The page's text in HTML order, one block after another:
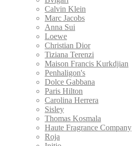
Calvin Klein
Marс Jacobs
Anna Sui
Loewe
Christian Dior
Tiziana Terenzi
Maison Francis Kurkdjian
Penhaligon's
Dolce Gabbana
Paris Hilton
Carolina Herrera
Sisley
Thomas Kosmala
Haute Fragrance Company
Roja